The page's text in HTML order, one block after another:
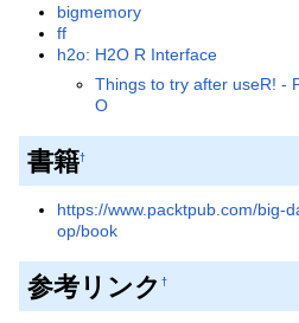
bigmemory
ff
h2o: H2O R Interface
Things to try after useR! -
O
書籍†
https://www.packtpub.com/big-
op/book
参考リンク †